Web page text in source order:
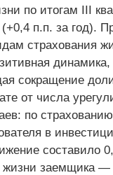
по итогам III
п.п. за год).
страхования
динамика,
сокращение
от числа
по
в
составило
жизни заемщика —